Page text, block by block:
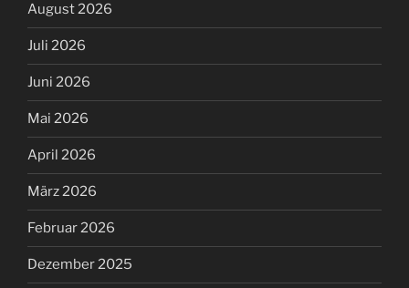
August 2026
Juli 2026
Juni 2026
Mai 2026
April 2026
März 2026
Februar 2026
Dezember 2025